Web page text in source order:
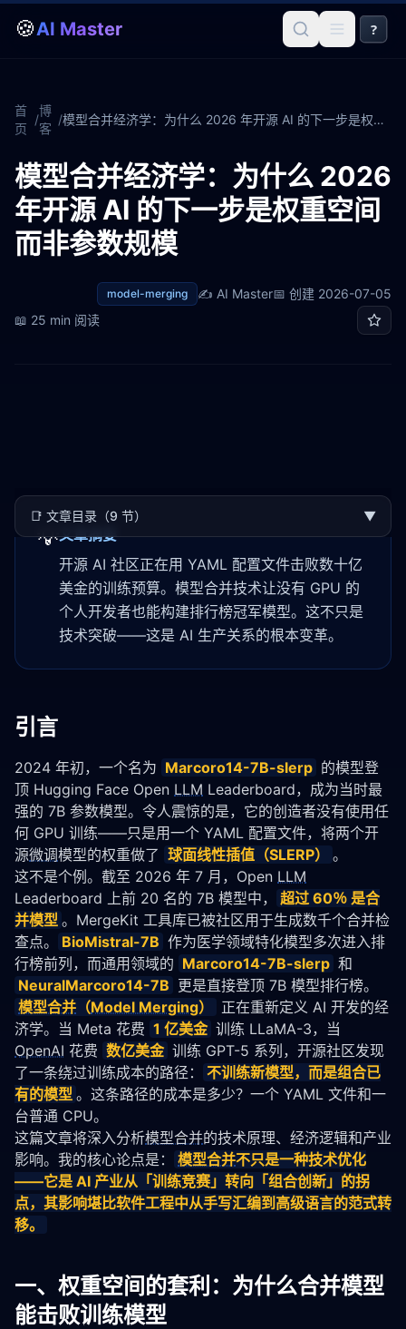
🍪AI Master ?
首
页
/
博
客
/ 模型合并经济学：为什么 2026 年开源 AI 的下一步是权重空间而非参数规模
模型合并经济学：为什么 2026
年开源 AI 的下一步是权重空间
而非参数规模
model-merging ✍️ AI Master📅 创建 2026-07-05
📖 25 min 阅读
📑 文章目录（9 节） ▼
💡文章摘要
开源 AI 社区正在用 YAML 配置文件击败数十亿
美金的训练预算。模型合并技术让没有 GPU 的
个人开发者也能构建排行榜冠军模型。这不只是
技术突破——这是 AI 生产关系的根本变革。
引言
2024 年初，一个名为 Marcoro14-7B-slerp 的模型登
顶 Hugging Face Open LLM Leaderboard，成为当时最
强的 7B 参数模型。令人震惊的是，它的创造者没有使用任
何 GPU 训练——只是用一个 YAML 配置文件，将两个开
源微调模型的权重做了 球面线性插值（SLERP）
。
这不是个例。截至 2026 年 7 月，Open LLM
Leaderboard 上前 20 名的 7B 模型中，
超过 60％ 是合
并模型 。MergeKit 工具库已被社区用于生成数千个合并检
查点。
BioMistral-7B 作为医学领域特化模型多次进入排
行榜前列，而通用领域的 Marcoro14-7B-slerp
NeuralMarcoro14-7B 更是直接登顶 7B 模型排行榜。
模型合并 （Model Merging）
正在重新定义 AI 开发的经
济学。当 Meta 花费 1 亿美金
OpenAI 花费 数亿美金 训练 GPT-5 系列，开源社区发现
了一条绕过训练成本的路径：
不训练新模型，而是组合已
有的模型 。这条路径的成本是多少？一个 YAML 文件和一
台普通 CPU。
这篇文章将深入分析模型合并的技术原理、经济逻辑和产业
影响。我的核心论点是：
模型合并不只是一种技术优化
——它是 AI 产业从「训练竞赛」转向「组合创新」的拐
点，其影响堪比软件工程中从手写汇编到高级语言的范式转
移。
一、权重空间的套利：为什么合并模型
能击败训练模型